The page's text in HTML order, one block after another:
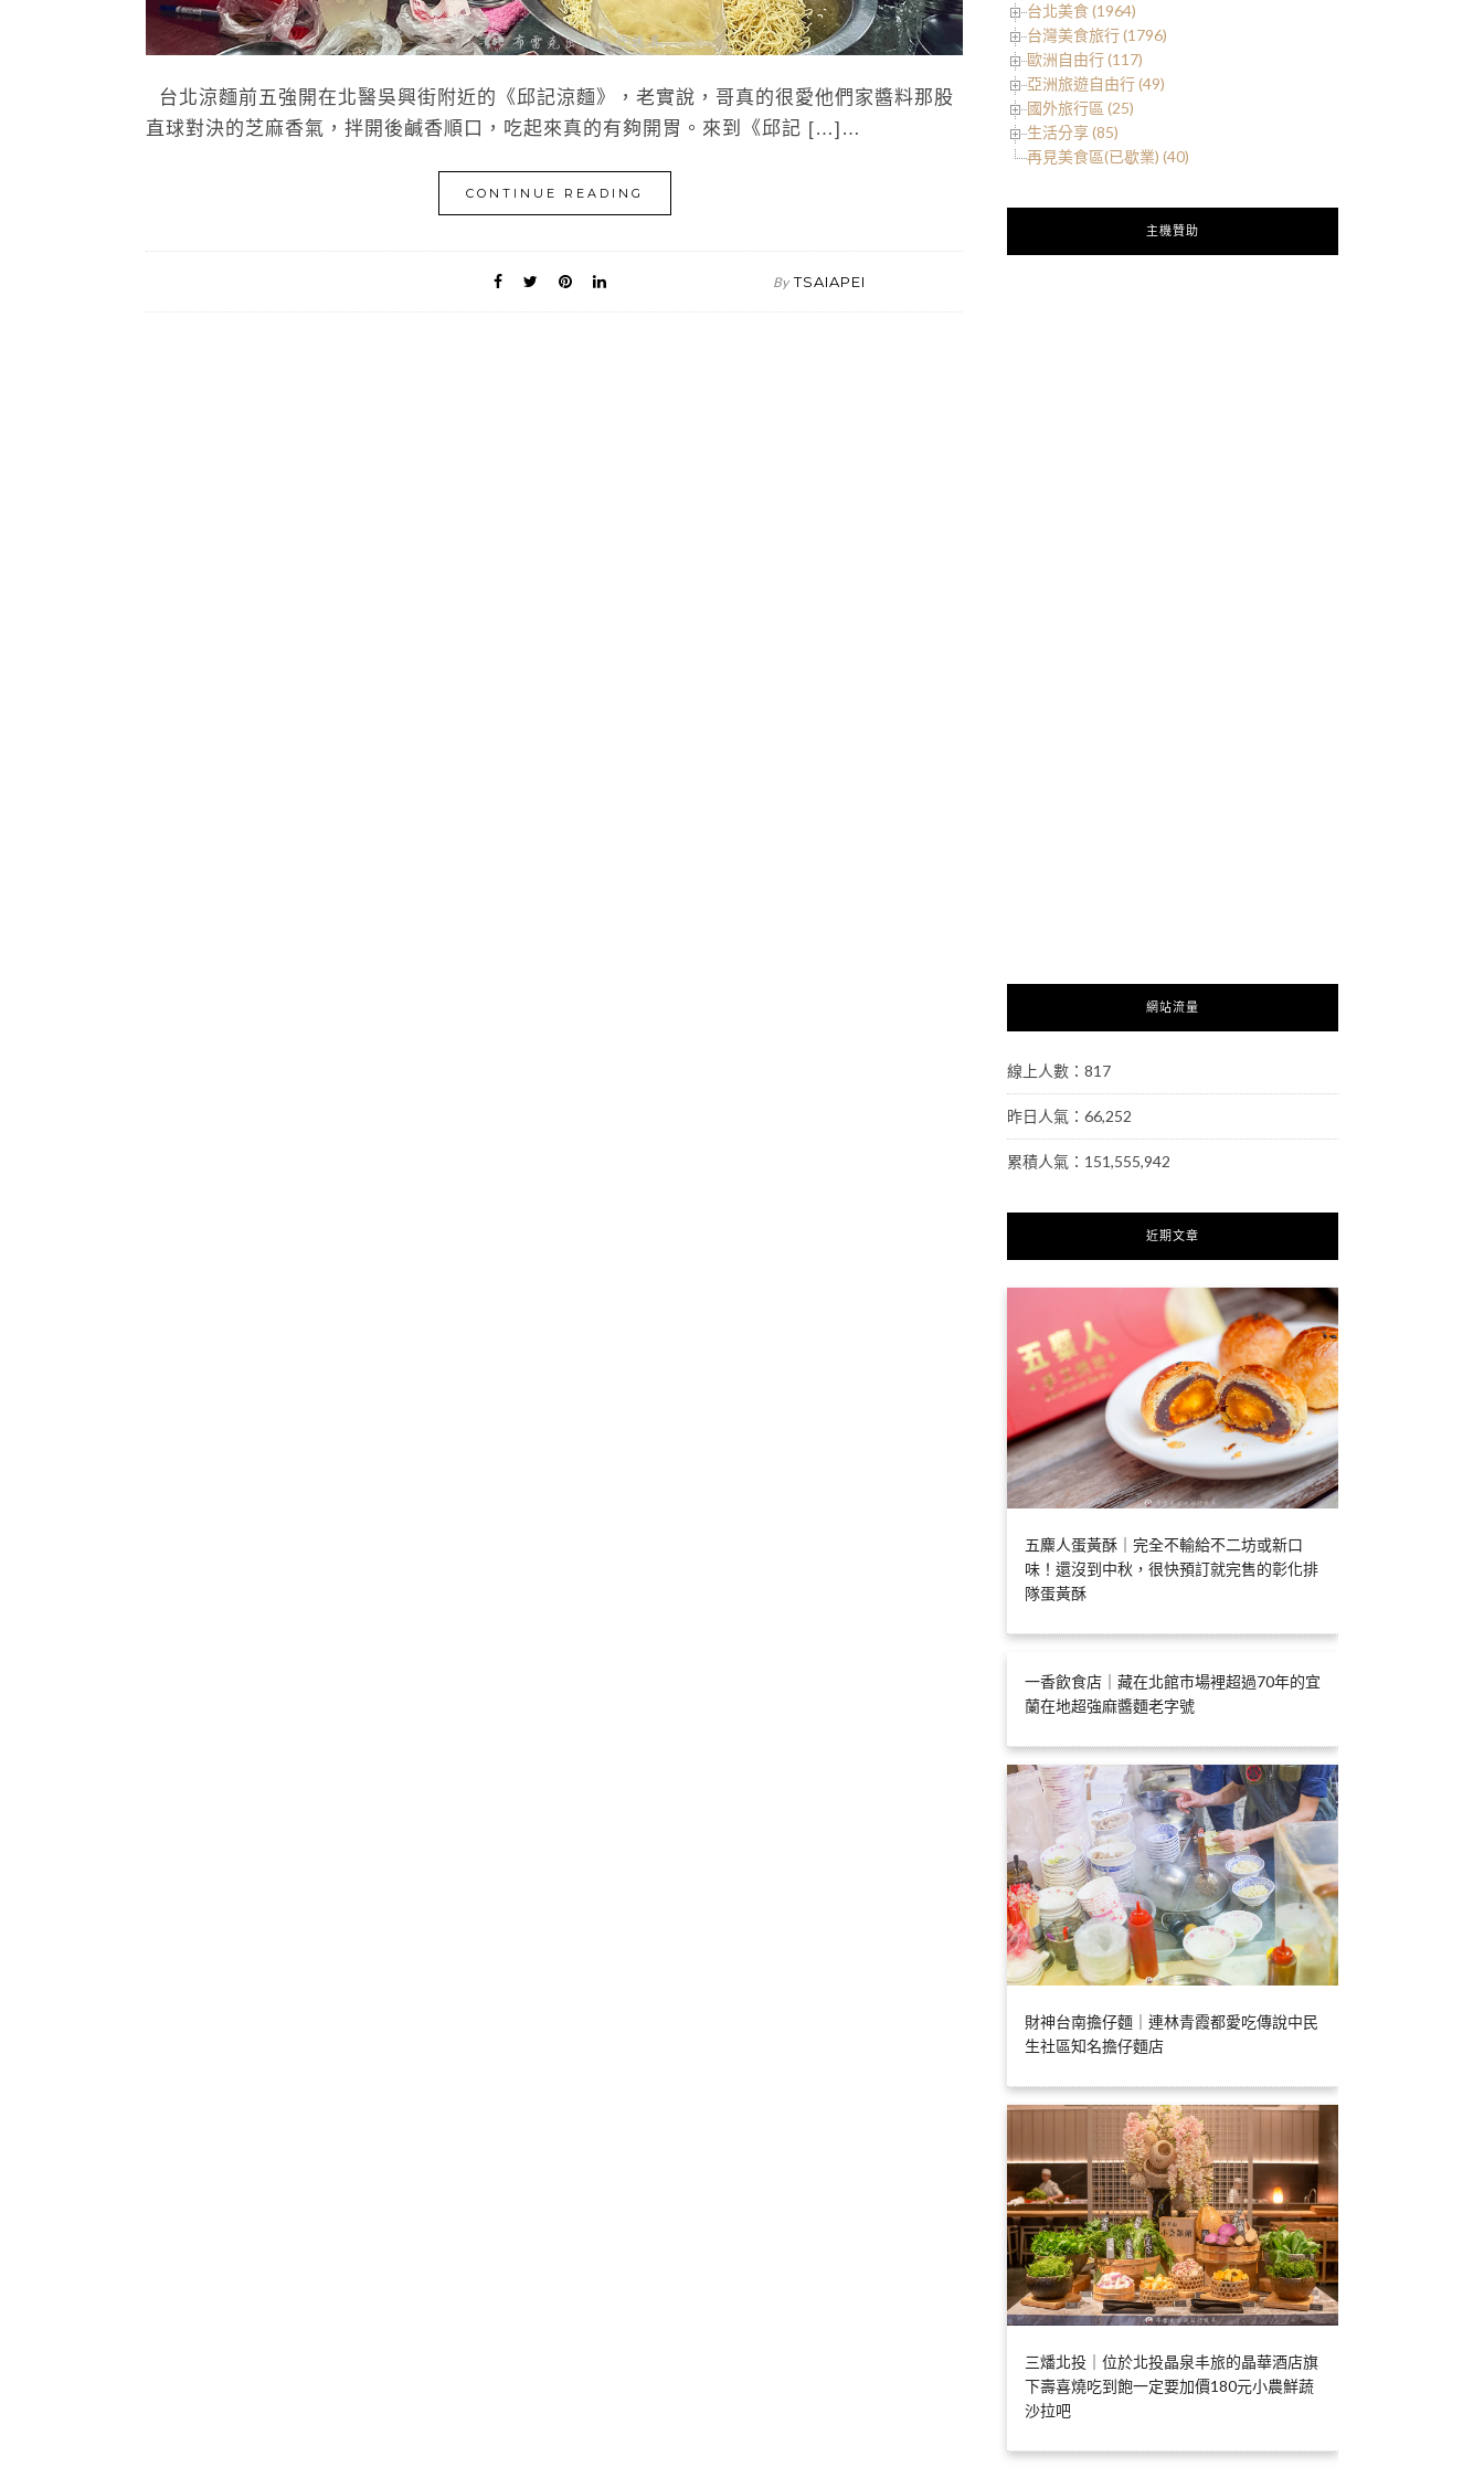
台北涼麵前五強開在北醫吳興街附近的《邱記涼麵》，老實說，哥真的很愛他們家醬料那股
直球對決的芝麻香氣，拌開後鹹香順口，吃起來真的有夠開胃。來到《邱記 […]…
CONTINUE READING
By TSAIAPEI
台北美食 (1964)
台灣美食旅行 (1796)
歐洲自由行 (117)
亞洲旅遊自由行 (49)
國外旅行區 (25)
生活分享 (85)
再見美食區(已歇業) (40)
主機贊助
網站流量
線上人數：817
昨日人氣：66,252
累積人氣：151,555,942
近期文章
五麋人蛋黃酥｜完全不輸給不二坊或新口
味！還沒到中秋，很快預訂就完售的彰化排
隊蛋黃酥
一香飲食店｜藏在北館市場裡超過70年的宜
蘭在地超強麻醬麵老字號
財神台南擔仔麵｜連林青霞都愛吃傳說中民
生社區知名擔仔麵店
三燔北投｜位於北投晶泉丰旅的晶華酒店旗
下壽喜燒吃到飽一定要加價180元小農鮮蔬
沙拉吧